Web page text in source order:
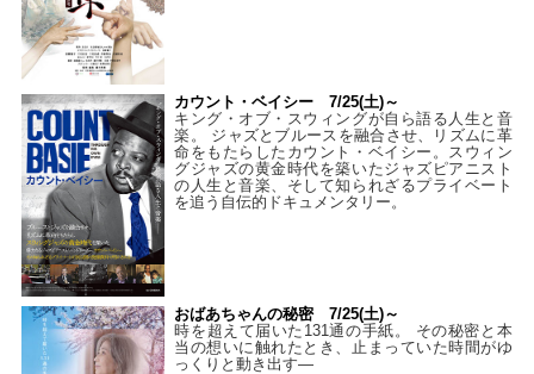
カウント・ベイシー 7/25(土)～
キング・オブ・スウィングが自ら語る人生と音
楽。 ジャズとブルースを融合させ、リズムに革
命をもたらしたカウント・ベイシー。スウィン
グジャズの黄金時代を築いたジャズピアニスト
の人生と音楽、そして知られざるプライベート
を追う自伝的ドキュメンタリー。
おばあちゃんの秘密 7/25(土)～
時を超えて届いた131通の手紙。 その秘密と本
当の想いに触れたとき、止まっていた時間がゆ
っくりと動き出す―